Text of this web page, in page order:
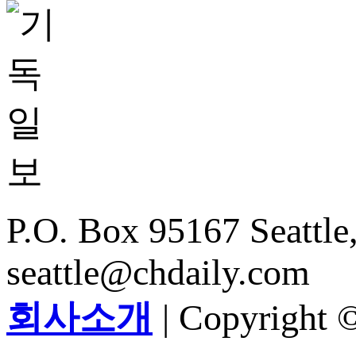
P.O. Box 95167
seattle@chdaily.com
회사소개 | Copyright